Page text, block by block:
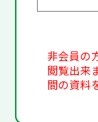
非会員の
閲覧出来
間の資料